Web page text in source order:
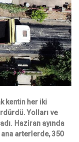
kentin her iki
Yolları ve
Haziran ayında
arterlerde, 350